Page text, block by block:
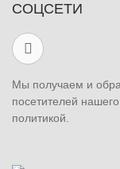
СОЦСЕТИ
Мы получаем и
посетителей
политикой.